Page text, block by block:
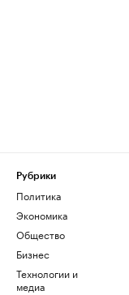
Рубрики
Политика
Экономика
Общество
Бизнес
Технологии и
медиа